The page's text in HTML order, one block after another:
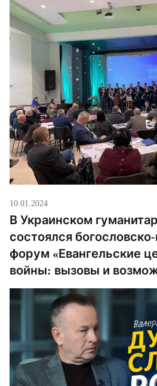
10.01.2024
В Украинском
состоялся
форум «Евангельские
войны: вызовы и